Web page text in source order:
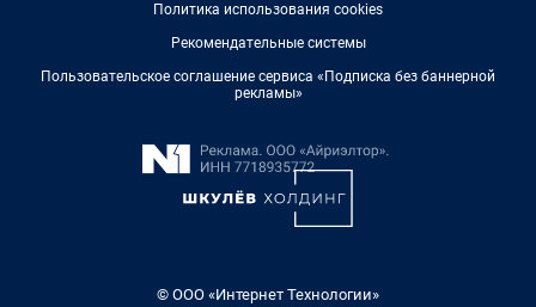
Политика использования cookies
Рекомендательные системы
Пользовательское соглашение сервиса «Подписка без баннерной
рекламы»
© ООО «Интернет Технологии»